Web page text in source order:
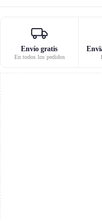
Envío gratis
En todos los pedidos